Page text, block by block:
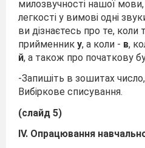
милозвучності нашої
легкості у вимові одні
ви дізнаєтесь про те,
прийменник у, а коли - в,
й, а також про початкову
-Запишіть в зошитах
Вибіркове списування.
(слайд 5)
ІV. Опрацювання